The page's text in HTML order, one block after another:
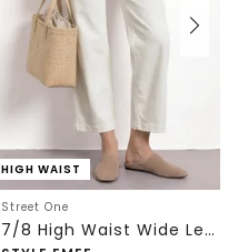
HIGH WAIST
Street One
7/8 High Waist Wide Leg Jeans im Loose Fit